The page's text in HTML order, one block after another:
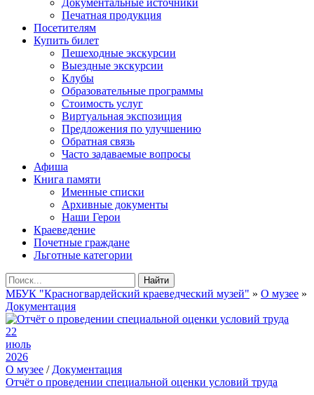
Документальные источники
Печатная продукция
Посетителям
Купить билет
Пешеходные экскурсии
Выездные экскурсии
Клубы
Образовательные программы
Стоимость услуг
Виртуальная экспозиция
Предложения по улучшению
Обратная связь
Часто задаваемые вопросы
Афиша
Книга памяти
Именные списки
Архивные документы
Наши Герои
Краеведение
Почетные граждане
Льготные категории
Найти
МБУК "Красногвардейский краеведческий музей" » О музее »
Документация
22
июль
2026
О музее / Документация
Отчёт о проведении специальной оценки условий труда